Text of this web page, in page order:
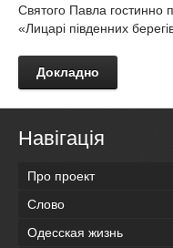
Святого Павла гостинно
«Лицарі південних
Докладно
Навігація
Про проект
Слово
Одесская жизнь